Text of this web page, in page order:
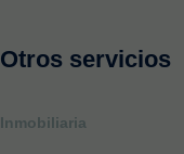
Otros servicios
Inmobiliaria